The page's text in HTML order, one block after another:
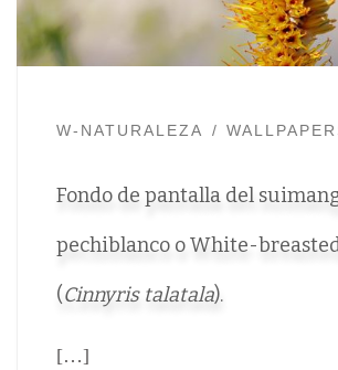
W-NATURALEZA
Fondo de pantalla del
pechiblanco o White-
(Cinnyris talatala).
[…]